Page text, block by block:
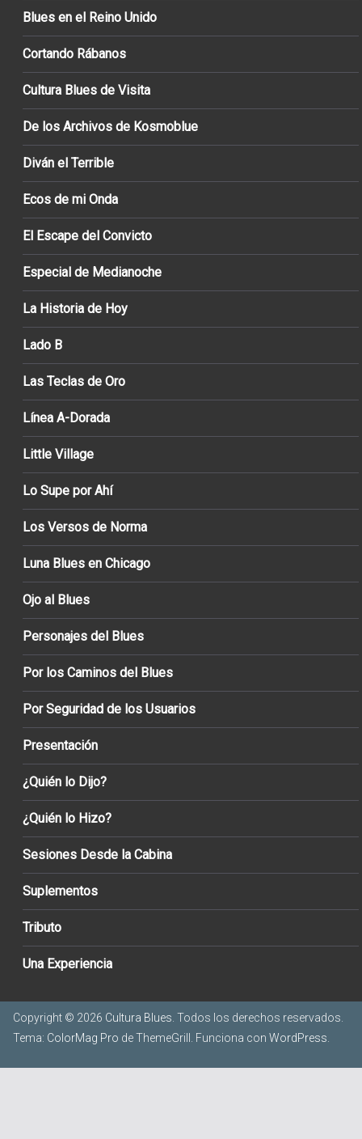
Blues en el Reino Unido
Cortando Rábanos
Cultura Blues de Visita
De los Archivos de Kosmoblue
Diván el Terrible
Ecos de mi Onda
El Escape del Convicto
Especial de Medianoche
La Historia de Hoy
Lado B
Las Teclas de Oro
Línea A-Dorada
Little Village
Lo Supe por Ahí
Los Versos de Norma
Luna Blues en Chicago
Ojo al Blues
Personajes del Blues
Por los Caminos del Blues
Por Seguridad de los Usuarios
Presentación
¿Quién lo Dijo?
¿Quién lo Hizo?
Sesiones Desde la Cabina
Suplementos
Tributo
Una Experiencia
Copyright © 2026 Cultura Blues. Todos los derechos reservados.
Tema: ColorMag Pro de ThemeGrill. Funciona con WordPress.